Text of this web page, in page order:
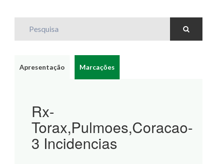
Apresentação Marcações
Rx-
Torax,Pulmoes,Coracao-
3 Incidencias